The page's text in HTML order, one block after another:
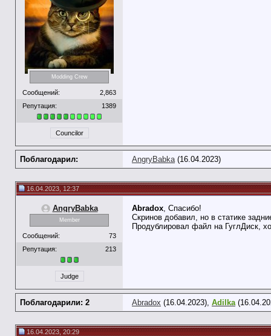
Modding Crew
Сообщений:
2,863
Репутация:
1389
Councilor
Поблагодарил: AngryBabka(16.04.2023)
16.04.2023, 12:37
AngryBabka
Member
Сообщений:
73
Репутация:
213
Judge
Abradox, Спасибо!
Скринов добавил, но в статике
Продублировал файл на ГуглДиск,
Поблагодарили: 2 Abradox (16.04.2023), Adilka
16.04.2023, 20:29